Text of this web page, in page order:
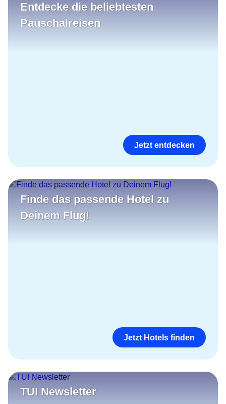
Entdecke die beliebtesten
Pauschalreisen
Jetzt entdecken
Finde das passende Hotel zu
Deinem Flug!
Jetzt Hotels finden
TUI Newsletter